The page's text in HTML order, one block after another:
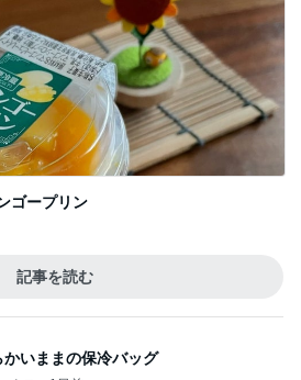
ゴープリン
記事を読む
かいままの保冷バッグ